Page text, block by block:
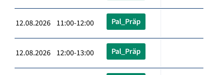
12.08.2026 11:00-12:00 Pal_Präp
12.08.2026 12:00-13:00 Pal_Präp